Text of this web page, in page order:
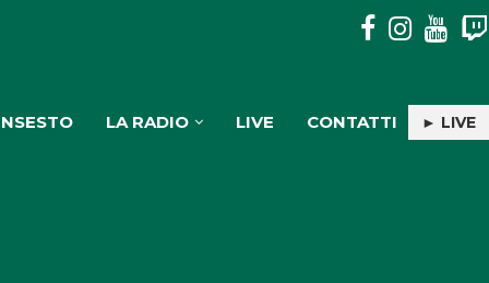
MOSORROFA: 3 SOGGETTI DENUNCIATI PER TRASPORTO
LA RADIO LIVE CONTATTI ► LIVE